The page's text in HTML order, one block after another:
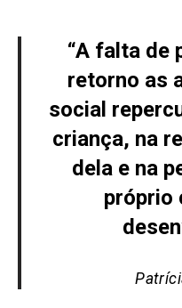
“A falta de
retorno as
social
criança, na
dela e na
próprio